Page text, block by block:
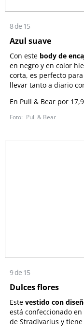
8 de 15
Azul suave
Con este body de
en negro y en color
corta, es perfecto
llevar tanto a diario
En Pull & Bear por
Pull & Bear
9 de 15
Dulces flores
Este vestido con
está confeccionado
de Stradivarius y